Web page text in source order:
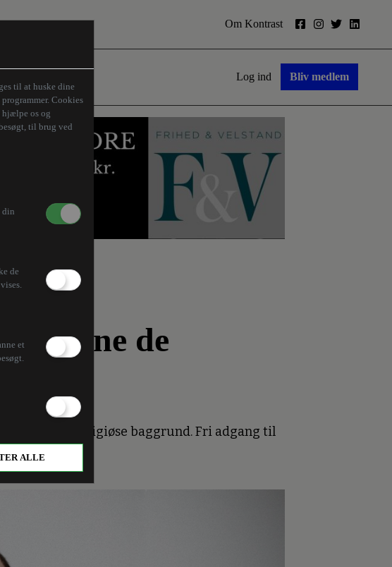
til at huske dine
Cookies
hjælpe os og
til brug ved
din
de
et
ALLE
Om Kontrast
Log ind Bliv medlem
gavne de
etniske og religiøse baggrund. Fri adgang til